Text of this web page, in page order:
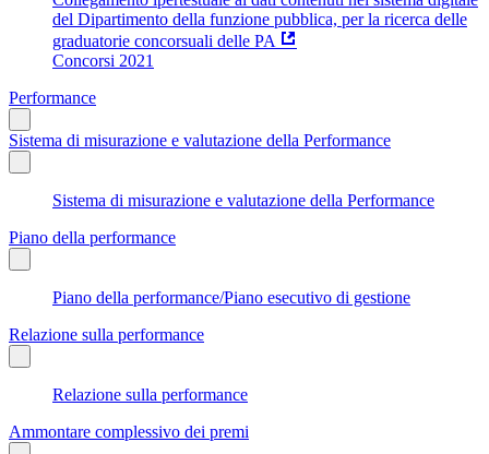
del Dipartimento della funzione pubblica, per la ricerca delle
graduatorie concorsuali delle PA
Concorsi 2021
Performance
Sistema di misurazione e valutazione della Performance
Sistema di misurazione e valutazione della Performance
Piano della performance
Piano della performance/Piano esecutivo di gestione
Relazione sulla performance
Relazione sulla performance
Ammontare complessivo dei premi